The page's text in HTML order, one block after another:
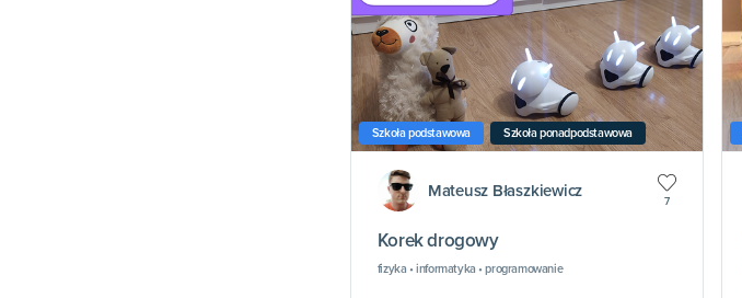
Szkoła podstawowa Szkoła ponadpodstawowa
Mateusz Błaszkiewicz
7
Korek drogowy
fizyka • informatyka • programowanie